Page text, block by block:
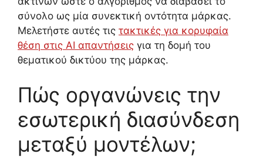
σύνολο ως μία συνεκτική οντότητα μάρκας.
Μελετήστε αυτές τις τακτικές για κορυφαία
θέση στις AI απαντήσεις για τη δομή του
θεματικού δικτύου της μάρκας.
Πώς οργανώνεις την
εσωτερική διασύνδεση
μεταξύ μοντέλων;